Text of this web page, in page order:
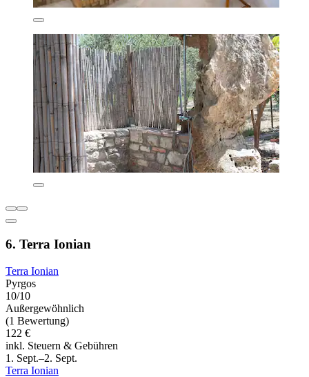
6. Terra Ionian
Terra Ionian
Pyrgos
10/10
Außergewöhnlich
(1 Bewertung)
122 €
inkl. Steuern & Gebühren
1. Sept.–2. Sept.
Terra Ionian